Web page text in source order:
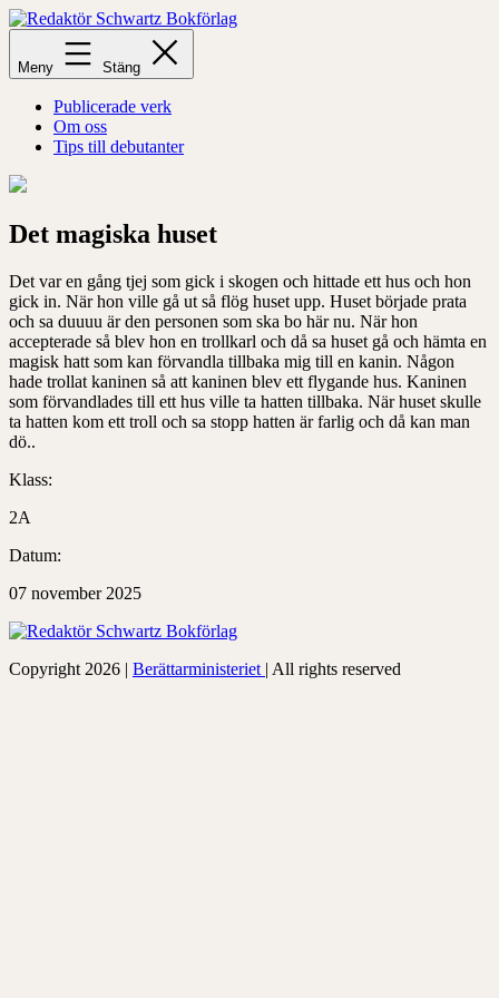
Hoppa
till
innehåll
Redaktör
Schwartz
Bokförlag
Meny Stäng
Publicerade verk
Om oss
Tips till debutanter
Det magiska huset
Det var en gång tjej som gick i skogen och hittade ett hus och hon
gick in. När hon ville gå ut så flög huset upp. Huset började prata
och sa duuuu är den personen som ska bo här nu. När hon
accepterade så blev hon en trollkarl och då sa huset gå och hämta en
magisk hatt som kan förvandla tillbaka mig till en kanin. Någon
hade trollat kaninen så att kaninen blev ett flygande hus. Kaninen
som förvandlades till ett hus ville ta hatten tillbaka. När huset skulle
ta hatten kom ett troll och sa stopp hatten är farlig och då kan man
dö..
Klass:
2A
Datum:
07 november 2025
Copyright 2026 | Berättarministeriet | All rights reserved